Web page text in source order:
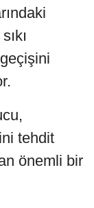
tehdit
önemli bir